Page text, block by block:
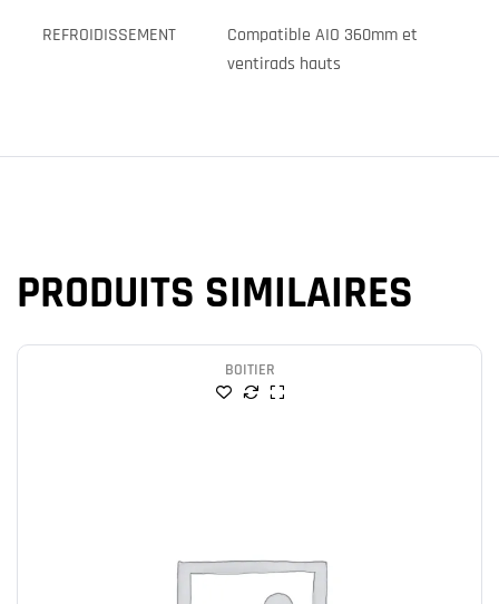
REFROIDISSEMENT
Compatible AIO 360mm et
ventirads hauts
PRODUITS SIMILAIRES
BOITIER